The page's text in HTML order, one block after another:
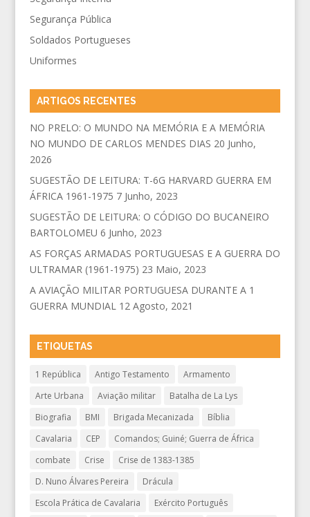
Segurança Pública
Soldados Portugueses
Uniformes
ARTIGOS RECENTES
NO PRELO: O MUNDO NA MEMÓRIA E A MEMÓRIA
NO MUNDO DE CARLOS MENDES DIAS 20 Junho,
2026
SUGESTÃO DE LEITURA: T-6G HARVARD GUERRA EM
ÁFRICA 1961-1975 7 Junho, 2023
SUGESTÃO DE LEITURA: O CÓDIGO DO BUCANEIRO
BARTOLOMEU 6 Junho, 2023
AS FORÇAS ARMADAS PORTUGUESAS E A GUERRA DO
ULTRAMAR (1961-1975) 23 Maio, 2023
A AVIAÇÃO MILITAR PORTUGUESA DURANTE A 1
GUERRA MUNDIAL 12 Agosto, 2021
ETIQUETAS
1 República Antigo Testamento
Armamento
Arte Urbana
Aviação militar
Batalha de La Lys
Biografia
BMI Brigada Mecanizada
Bíblia
Cavalaria
CEP
Comandos; Guiné; Guerra de África
combate
Crise
Crise de 1383-1385
D. Nuno Álvares Pereira
Drácula
Escola Prática de Cavalaria
Exército Português